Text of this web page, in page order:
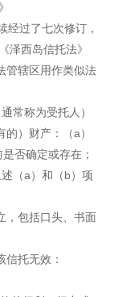
经过了七次修订，
泽西岛信托法》
管辖区用作类似法
常称为受托人）
）财产：（a）
否确定或存在；
（a）和（b）项
，包括口头、书面
托无效：